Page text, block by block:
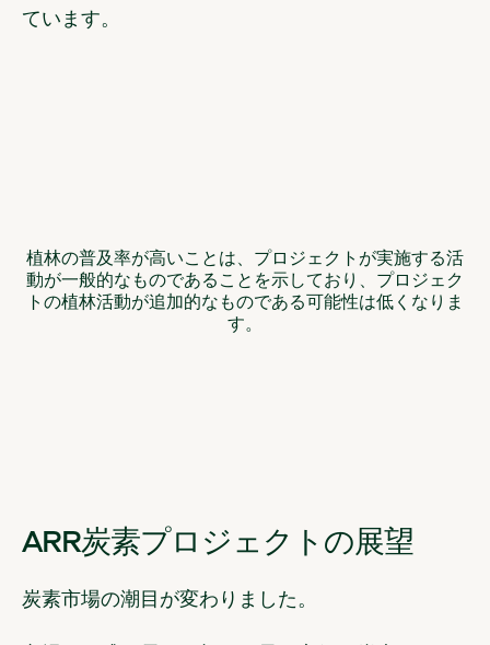
ています。
植林の普及率が高いことは、プロジェクトが実施する活
動が一般的なものであることを示しており、プロジェク
トの植林活動が追加的なものである可能性は低くなりま
す。
ARR炭素プロジェクトの展望
炭素市場の潮目が変わりました。